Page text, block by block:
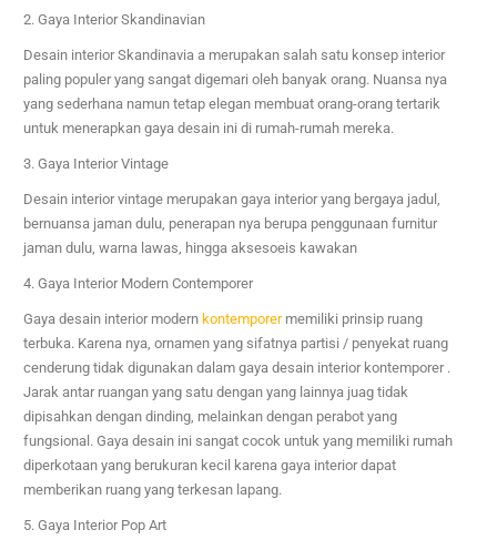
2. Gaya Interior Skandinavian
Desain interior Skandinavia a merupakan salah satu konsep interior
paling populer yang sangat digemari oleh banyak orang. Nuansa nya
yang sederhana namun tetap elegan membuat orang-orang tertarik
untuk menerapkan gaya desain ini di rumah-rumah mereka.
3. Gaya Interior Vintage
Desain interior vintage merupakan gaya interior yang bergaya jadul,
bernuansa jaman dulu, penerapan nya berupa penggunaan furnitur
jaman dulu, warna lawas, hingga aksesoeis kawakan
4. Gaya Interior Modern Contemporer
Gaya desain interior modern kontemporermemiliki prinsip ruang
terbuka. Karena nya, ornamen yang sifatnya partisi / penyekat ruang
cenderung tidak digunakan dalam gaya desain interior kontemporer .
Jarak antar ruangan yang satu dengan yang lainnya juag tidak
dipisahkan dengan dinding, melainkan dengan perabot yang
fungsional. Gaya desain ini sangat cocok untuk yang memiliki rumah
diperkotaan yang berukuran kecil karena gaya interior dapat
memberikan ruang yang terkesan lapang.
5. Gaya Interior Pop Art